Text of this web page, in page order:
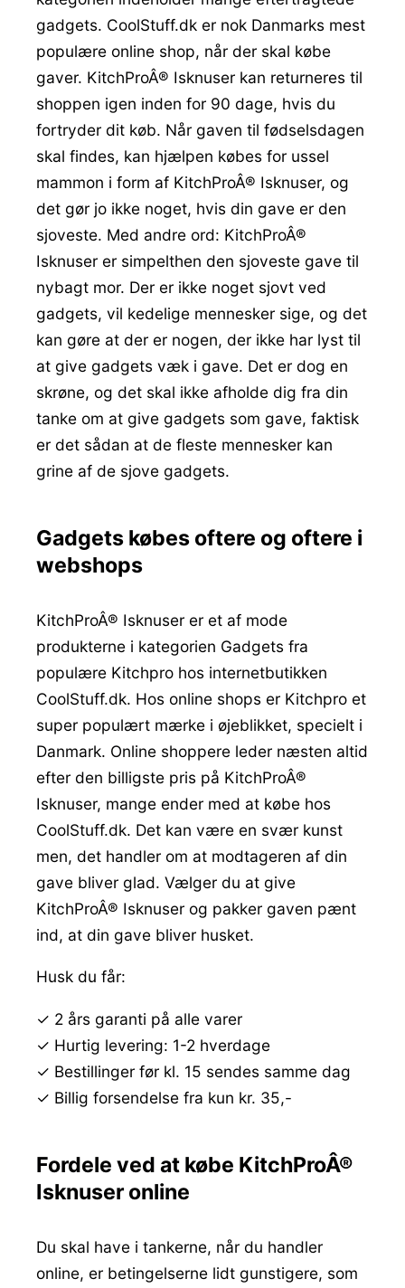
gadgets. CoolStuff.dk er nok Danmarks mest
populære online shop, når der skal købe
gaver. KitchProÂ® Isknuser kan returneres til
shoppen igen inden for 90 dage, hvis du
fortryder dit køb. Når gaven til fødselsdagen
skal findes, kan hjælpen købes for ussel
mammon i form af KitchProÂ® Isknuser, og
det gør jo ikke noget, hvis din gave er den
sjoveste. Med andre ord: KitchProÂ®
Isknuser er simpelthen den sjoveste gave til
nybagt mor. Der er ikke noget sjovt ved
gadgets, vil kedelige mennesker sige, og det
kan gøre at der er nogen, der ikke har lyst til
at give gadgets væk i gave. Det er dog en
skrøne, og det skal ikke afholde dig fra din
tanke om at give gadgets som gave, faktisk
er det sådan at de fleste mennesker kan
grine af de sjove gadgets.
Gadgets købes oftere og oftere i
webshops
KitchProÂ® Isknuser er et af mode
produkterne i kategorien Gadgets fra
populære Kitchpro hos internetbutikken
CoolStuff.dk. Hos online shops er Kitchpro et
super populært mærke i øjeblikket, specielt i
Danmark. Online shoppere leder næsten altid
efter den billigste pris på KitchProÂ®
Isknuser, mange ender med at købe hos
CoolStuff.dk. Det kan være en svær kunst
men, det handler om at modtageren af din
gave bliver glad. Vælger du at give
KitchProÂ® Isknuser og pakker gaven pænt
ind, at din gave bliver husket.
Husk du får:
✓ 2 års garanti på alle varer
✓ Hurtig levering: 1-2 hverdage
✓ Bestillinger før kl. 15 sendes samme dag
✓ Billig forsendelse fra kun kr. 35,-
Fordele ved at købe KitchProÂ®
Isknuser online
Du skal have i tankerne, når du handler
online, er betingelserne lidt gunstigere, som